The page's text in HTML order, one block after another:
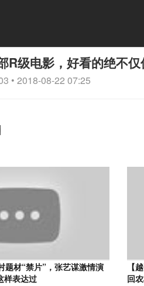
R级电影，好看的绝不
• 2018-08-22 07:25
题材“禁片”，张艺谋激情演
样表达过
【
回